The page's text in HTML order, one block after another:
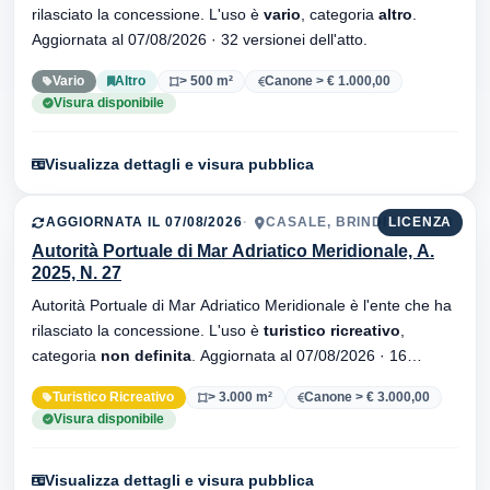
rilasciato la concessione. L'uso è vario , categoria altro
Aggiornata al 07/08/2026 · 32 versionei dell'atto.
Vario Altro > 500 m²
Canone > € 1.000,00
Visura disponibile
Visualizza dettagli e visura pubblica
LICENZA
AGGIORNATA IL 07/08/2026 CASALE, BRINDISI, 72100
Autorità Portuale di Mar Adriatico Meridionale, A.
2025, N. 27
Autorità Portuale di Mar Adriatico Meridionale è l'ente che ha
rilasciato la concessione. L'uso è turistico ricreativo
categoria non definita
Turistico Ricreativo > 3.000 m²
Canone > € 3.000,00
Visura disponibile
Visualizza dettagli e visura pubblica